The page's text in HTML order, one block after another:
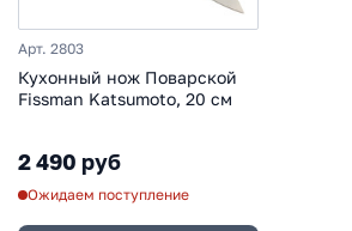
Арт. 2803
Кухонный нож Поварской
Fissman Katsumoto, 20 см
2 490 руб
Ожидаем поступление